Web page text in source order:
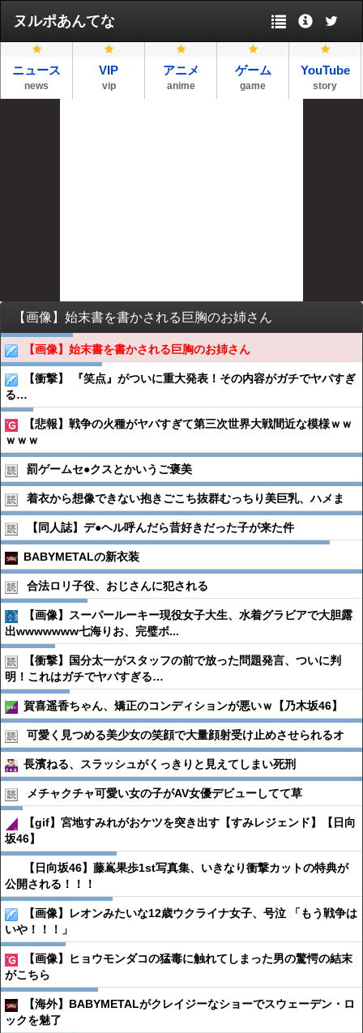
ヌルポあんてな
ニュース
news
VIP
vip
アニメ
anime
ゲーム
game
YouTube
story
【画像】始末書を書かされる巨胸のお姉さん
【画像】始末書を書かされる巨胸のお姉さん
【衝撃】 『笑点』がついに重大発表！その内容がガチでヤバすぎ
る…
【悲報】戦争の火種がヤバすぎて第三次世界大戦間近な模様ｗｗ
ｗｗｗ
罰ゲームセ●︎クスとかいうご褒美
着衣から想像できない抱きごこち抜群むっちり美巨乳、ハメま
【同人誌】デ●︎ヘル呼んだら昔好きだった子が来た件
BABYMETALの新衣装
合法ロリ子役、おじさんに犯される
【画像】スーパールーキー現役女子大生、水着グラビアで大胆露
出wwwwwww七海りお、完璧ボ...
【衝撃】国分太一がスタッフの前で放った問題発言、ついに判
明！これはガチでヤバすぎる…
賀喜遥香ちゃん、矯正のコンディションが悪いｗ【乃木坂46】
可愛く見つめる美少女の笑顔で大量顔射受け止めさせられるオ
長濱ねる、スラッシュがくっきりと見えてしまい死刑
メチャクチャ可愛い女の子がAV女優デビューしてて草
【gif】宮地すみれがおケツを突き出す【すみレジェンド】【日向
坂46】
【日向坂46】藤嶌果歩1st写真集、いきなり衝撃カットの特典が
公開される！！！
【画像】レオンみたいな12歳ウクライナ女子、号泣 「もう戦争は
いや！！！」
【画像】ヒョウモンダコの猛毒に触れてしまった男の驚愕の結末
がこちら
【海外】BABYMETALがクレイジーなショーでスウェーデン・ロ
ックを魅了